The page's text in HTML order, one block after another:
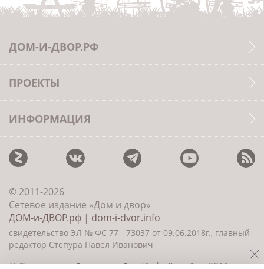
ДОМ-И-ДВОР.РФ
ПРОЕКТЫ
ИНФОРМАЦИЯ
© 2011-2026
Сетевое издание «Дом и двор»
ДОМ-и-ДВОР.рф | dom-i-dvor.info
свидетельство ЭЛ № ФС 77 - 73037 от 09.06.2018г., главный
редактор Степура Павел Иванович
©Создание сайта и дизайн«ИнфоДизайн» 2011—